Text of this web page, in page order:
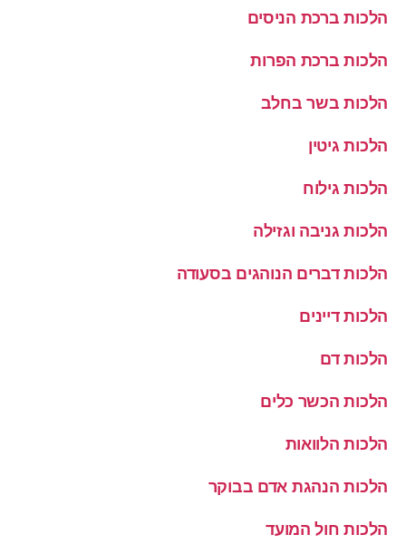
הלכות ברכת הניסים
הלכות ברכת הפרות
הלכות בשר בחלב
הלכות גיטין
הלכות גילוח
הלכות גניבה וגזילה
הלכות דברים הנוהגים בסעודה
הלכות דיינים
הלכות דם
הלכות הכשר כלים
הלכות הלוואות
הלכות הנהגת אדם בבוקר
הלכות חול המועד